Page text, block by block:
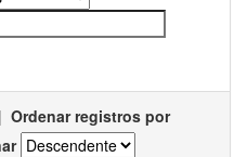
| Ordenar registros por